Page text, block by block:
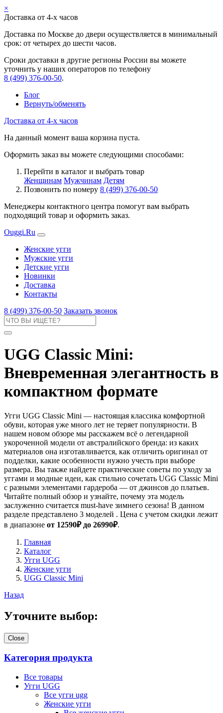
×
Доставка от 4-х часов
Доставка по Москве до двери осуществляется в минимальный
срок: от четырех до шести часов.
Сроки доставки в другие регионы России вы можете
уточнить у наших операторов по телефону
8 (499) 376-00-50.
Блог
Вернуть/обменять
Доставка от 4-х часов
На данный момент ваша корзина пуста.
Оформить заказ вы можете следующими способами:
Перейти в каталог и выбрать товар
Женщинам Мужчинам Детям
Позвонить по номеру 8 (499) 376-00-50
Менеджеры контактного центра помогут вам выбрать
подходящий товар и оформить заказ.
Ouggi.Ru
Женские угги
Мужские угги
Детские угги
Новинки
Доставка
Контакты
8 (499) 376-00-50 Заказать звонок
UGG Classic Mini:
Вневременная элегантность в
компактном формате
Угги UGG Classic Mini — настоящая классика комфортной
обуви, которая уже много лет не теряет популярности. В
нашем новом обзоре мы расскажем всё о легендарной
укороченной модели от австралийского бренда: из каких
материалов она изготавливается, как отличить оригинал от
подделки, какие особенности нужно учесть при выборе
размера. Вы также найдете практические советы по уходу за
уггами и модные идеи, как стильно сочетать UGG Classic Mini
с разными элементами гардероба — от джинсов до платьев.
Читайте полный обзор и узнайте, почему эта модель
заслуженно считается must-have зимнего сезона! В данном
разделе представлено 3 моделей . Цена с учетом скидки лежит
в диапазоне от 12590₽ до 26990₽.
Главная
Каталог
Угги UGG
Женские угги
UGG Classic Mini
Назад
Уточните выбор:
Close
Категория продукта
Все товары
Угги UGG
Все угги ugg
Женские угги